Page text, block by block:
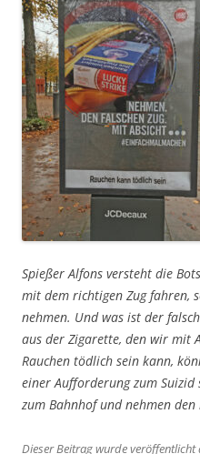
Spießer Alfons versteht die
mit dem richtigen Zug fahren,
nehmen. Und was ist der
aus der Zigarette, den wir mit
Rauchen tödlich sein kann,
einer Aufforderung zum
zum Bahnhof und nehmen
Dieser Beitrag wurde